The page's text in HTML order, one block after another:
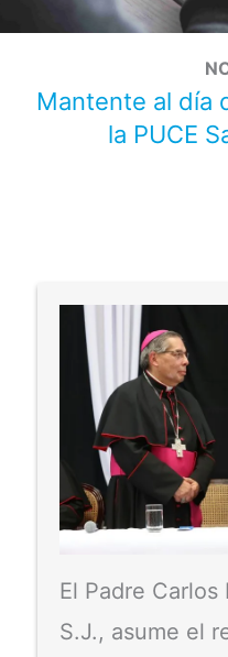
Mantente al día
la PUCE
El Padre
S.J., asume el